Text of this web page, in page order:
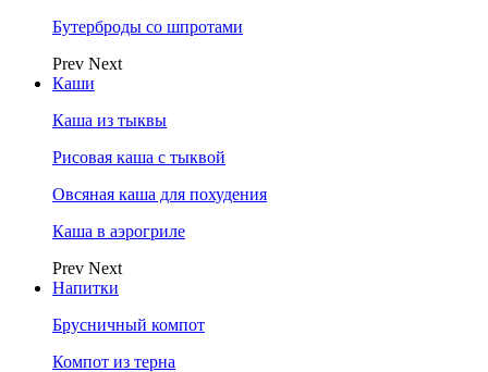
Бутерброды со шпротами
Prev Next
Каши
Каша из тыквы
Рисовая каша с тыквой
Овсяная каша для похудения
Каша в аэрогриле
Prev Next
Напитки
Брусничный компот
Компот из терна